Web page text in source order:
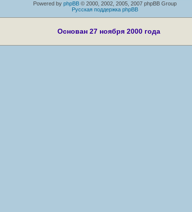
Powered by phpBB © 2000, 2002, 2005, 2007 phpBB Group
Русская поддержка phpBB
Основан 27 ноября 2000 года